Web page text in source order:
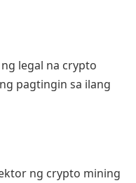
legal na crypto
pagtingin sa ilang
ng crypto mining